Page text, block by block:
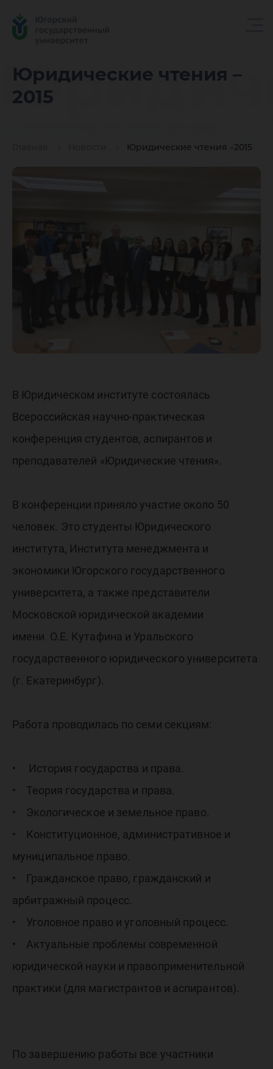
Юридические чтения –
2015
Юридические чтения –2015
чтения
В Юридическом институте состоялась
Всероссийская научно-практическая
конференция студентов, аспирантов и
преподавателей «Юридические чтения».
В конференции приняло участие около 50
человек. Это студенты Юридического
института, Института менеджмента и
экономики Югорского государственного
университета, а также представители
Московской юридической академии
имени О.Е. Кутафина и Уральского
государственного юридического университета
(г. Екатеринбург).
Работа проводилась по семи секциям:
• История государства и права.
• Теория государства и права.
• Экологическое и земельное право.
• Конституционное, административное и
муниципальное право.
• Гражданское право, гражданский и
арбитражный процесс.
• Уголовное право и уголовный процесс.
• Актуальные проблемы современной
юридической науки и правоприменительной
практики (для магистрантов и аспирантов).
По завершению работы все участники